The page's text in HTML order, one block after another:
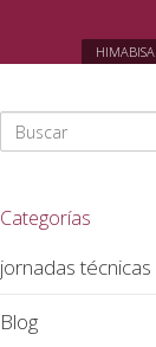
HIMABISA
Categorías
jornadas técnicas
Blog